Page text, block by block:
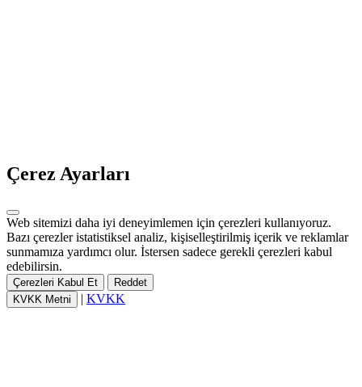
Çerez Ayarları
Web sitemizi daha iyi deneyimlemen için çerezleri kullanıyoruz.
Bazı çerezler istatistiksel analiz, kişiselleştirilmiş içerik ve reklamlar
sunmamıza yardımcı olur. İstersen sadece gerekli çerezleri kabul
edebilirsin.
Çerezleri Kabul Et
Reddet
KVKK Metni
| KVKK